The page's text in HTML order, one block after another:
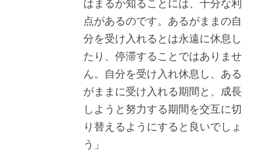
はまるか知ることには、十分な利
点があるのです。あるがままの自
分を受け入れるとは永遠に休息し
たり、停滞することではありませ
ん。自分を受け入れ休息し、ある
がままに受け入れる期間と、成長
しようと努力する期間を交互に切
り替えるようにすると良いでしょ
う」